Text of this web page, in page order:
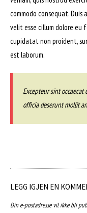
commodo consequat.
velit esse cillum dolore eu
cupidatat non proident,
est laborum.
Excepteur sint
officia deserunt mollit
LEGG IGJEN EN
Din e-postadresse vil ikke bli